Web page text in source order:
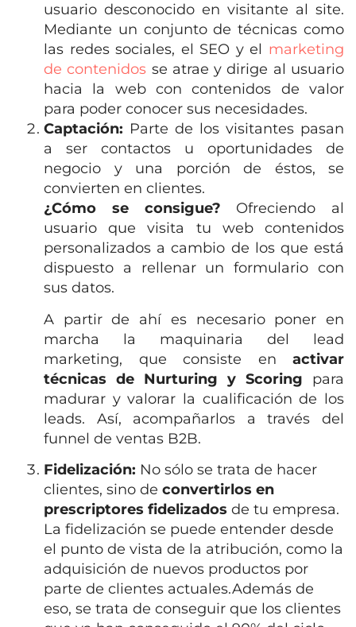
usuario desconocido en visitante al site.
Mediante un conjunto de técnicas como
las redes sociales, el SEO y el marketing
de contenidos se atrae y dirige al usuario
hacia la web con contenidos de valor
para poder conocer sus necesidades.
Captación: Parte de los visitantes pasan
a ser contactos u oportunidades de
negocio y una porción de éstos, se
convierten en clientes.
¿Cómo se consigue? Ofreciendo al
usuario que visita tu web contenidos
personalizados a cambio de los que está
dispuesto a rellenar un formulario con
sus datos.
A partir de ahí es necesario poner en
marcha la maquinaria del lead
marketing, que consiste en activar
técnicas de Nurturing y Scoring para
madurar y valorar la cualificación de los
leads. Así, acompañarlos a través del
funnel de ventas B2B.
Fidelización: No sólo se trata de hacer
clientes, sino de convertirlos en
prescriptores fidelizados de tu empresa.
La fidelización se puede entender desde
el punto de vista de la atribución, como la
adquisición de nuevos productos por
parte de clientes actuales.Además de
eso, se trata de conseguir que los clientes